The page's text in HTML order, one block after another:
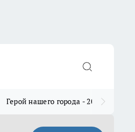
Герой нашего города - 2025